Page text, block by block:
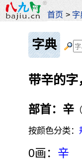
首页 > 字
字典
带辛的字
部首：辛
按颜色分类：
0画： 辛